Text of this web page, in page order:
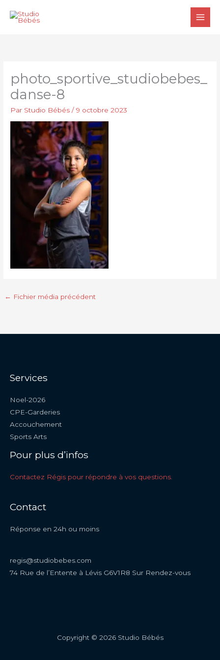
photo_sportive_studiobebes_
danse-8
Par Studio Bébés/9 octobre 2023
← Fichier média précédent
Services
Noel-2026
CPE-Garderies
Accouchement
Sports Arts
Pour plus d’infos
Contactez Régis pour répondre à vos questions.
Contact
Réponse en 24h ou moins
regis@studiobebes.com
74 Rue de l’Entente à Lévis G6V1R8 Sur Rendez-vous
Copyright © 2026 Studio Bébés